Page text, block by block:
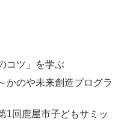
コツ」を学ぶ
かのや未来創造プログラ
1回鹿屋市子どもサミッ